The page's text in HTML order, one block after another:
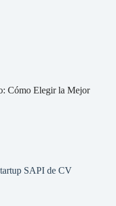
Cómo Elegir la Mejor
SAPI de CV